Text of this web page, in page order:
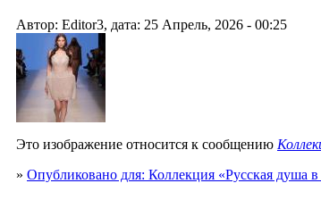
Автор: Editor3, дата: 25 Апрель, 2026 - 00:25
Это изображение относится к сообщению
» Опубликовано для: Коллекция «Русская душа